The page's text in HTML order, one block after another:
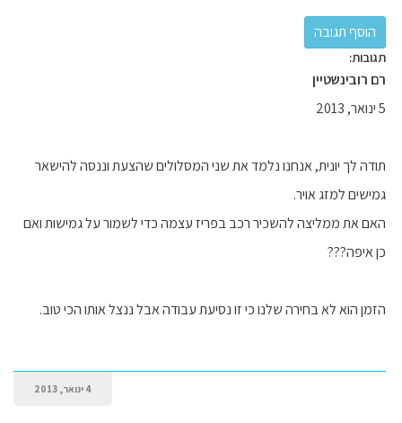
תגובות:
רם רובינשטיין
5 ינואר, 2013
תודה לך יונית, אנחנו נלמד את שני המסלולים שהצעת וננסה להישאר
גמישים למזג אויר.
האם את ממליצה להשכיר רכב בפריז עצמה כדי לשמור על גמישות ואם
כן איפה???
הזמן הוא לא בחירה שלנו כי זו נסיעת עבודה אבל ננצל אותו הכי טוב.
4 ינואר, 2013